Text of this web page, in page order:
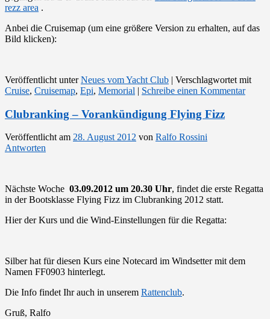
rezz area .
Anbei die Cruisemap (um eine größere Version zu erhalten, auf das
Bild klicken):
Veröffentlicht unter Neues vom Yacht Club | Verschlagwortet mit
Cruise, Cruisemap, Epi, Memorial | Schreibe einen Kommentar
Clubranking – Vorankündigung Flying Fizz
Veröffentlicht am 28. August 2012 von Ralfo Rossini
Antworten
Nächste Woche 03.09.2012 um 20.30 Uhr, findet die erste Regatta
in der Bootsklasse Flying Fizz im Clubranking 2012 statt.
Hier der Kurs und die Wind-Einstellungen für die Regatta:
Silber hat für diesen Kurs eine Notecard im Windsetter mit dem
Namen FF0903 hinterlegt.
Die Info findet Ihr auch in unserem Rattenclub.
Gruß, Ralfo